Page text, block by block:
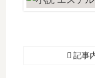
記事